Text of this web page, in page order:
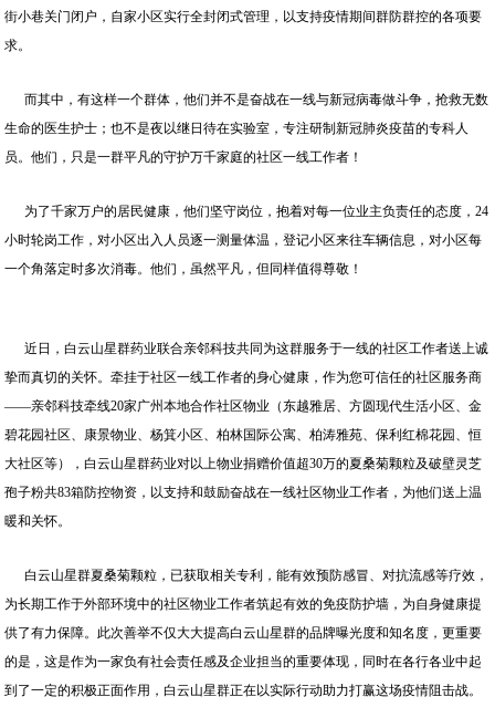
街小巷关门闭户，自家小区实行全封闭式管理，以支持疫情期间群防群控的各项要
求。
而其中，有这样一个群体，他们并不是奋战在一线与新冠病毒做斗争，抢救无数
生命的医生护士；也不是夜以继日待在实验室，专注研制新冠肺炎疫苗的专科人
员。他们，只是一群平凡的守护万千家庭的社区一线工作者！
为了千家万户的居民健康，他们坚守岗位，抱着对每一位业主负责任的态度，24
小时轮岗工作，对小区出入人员逐一测量体温，登记小区来往车辆信息，对小区每
一个角落定时多次消毒。他们，虽然平凡，但同样值得尊敬！
近日，白云山星群药业联合亲邻科技共同为这群服务于一线的社区工作者送上诚
挚而真切的关怀。牵挂于社区一线工作者的身心健康，作为您可信任的社区服务商
——亲邻科技牵线20家广州本地合作社区物业（东越雅居、方圆现代生活小区、金
碧花园社区、康景物业、杨箕小区、柏林国际公寓、柏涛雅苑、保利红棉花园、恒
大社区等），白云山星群药业对以上物业捐赠价值超30万的夏桑菊颗粒及破壁灵芝
孢子粉共83箱防控物资，以支持和鼓励奋战在一线社区物业工作者，为他们送上温
暖和关怀。
白云山星群夏桑菊颗粒，已获取相关专利，能有效预防感冒、对抗流感等疗效，
为长期工作于外部环境中的社区物业工作者筑起有效的免疫防护墙，为自身健康提
供了有力保障。此次善举不仅大大提高白云山星群的品牌曝光度和知名度，更重要
的是，这是作为一家负有社会责任感及企业担当的重要体现，同时在各行各业中起
到了一定的积极正面作用，白云山星群正在以实际行动助力打赢这场疫情阻击战。